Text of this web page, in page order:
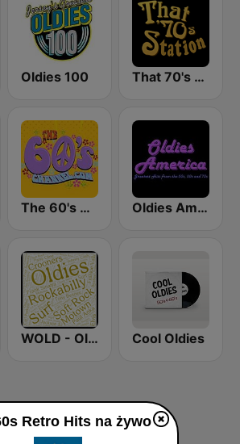
Oldies 100 That 70's Station
The 60's Channel Oldies America
WOLD - Oldies Radio Cool Oldies
Retro Hits na żywo